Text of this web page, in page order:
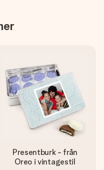
Presentburk - från
Oreo i vintagestil